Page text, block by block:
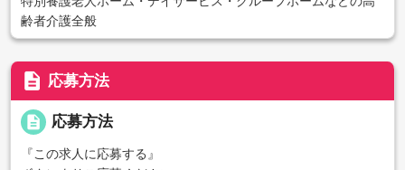
齢者介護全般
description 応募方法
description 応募方法
『この求人に応募する』